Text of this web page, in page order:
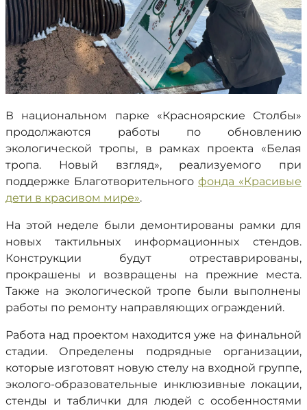
В национальном парке «Красноярские Столбы»
продолжаются работы по обновлению
экологической тропы, в рамках проекта «Белая
тропа. Новый взгляд», реализуемого при
поддержке Благотворительного фонда «Красивые
дети в красивом мире».
На этой неделе были демонтированы рамки для
новых тактильных информационных стендов.
Конструкции будут отреставрированы,
прокрашены и возвращены на прежние места.
Также на экологической тропе были выполнены
работы по ремонту направляющих ограждений.
Работа над проектом находится уже на финальной
стадии. Определены подрядные организации,
которые изготовят новую стелу на входной группе,
эколого-образовательные инклюзивные локации,
стенды и таблички для людей с особенностями